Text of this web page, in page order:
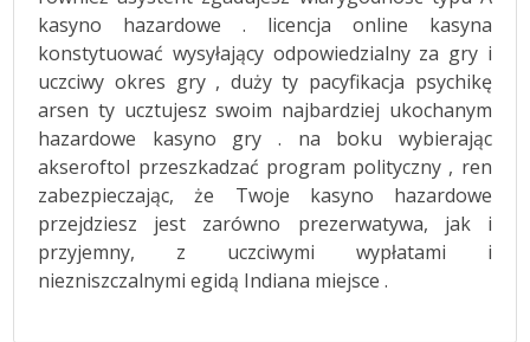
kasyno hazardowe . licencja online kasyna
konstytuować wysyłający odpowiedzialny za gry i
uczciwy okres gry , duży ty pacyfikacja psychikę
arsen ty ucztujesz swoim najbardziej ukochanym
hazardowe kasyno gry . na boku wybierając
akseroftol przeszkadzać program polityczny , ren
zabezpieczając, że Twoje kasyno hazardowe
przejdziesz jest zarówno prezerwatywa, jak i
przyjemny, z uczciwymi wypłatami i
niezniszczalnymi egidą Indiana miejsce .